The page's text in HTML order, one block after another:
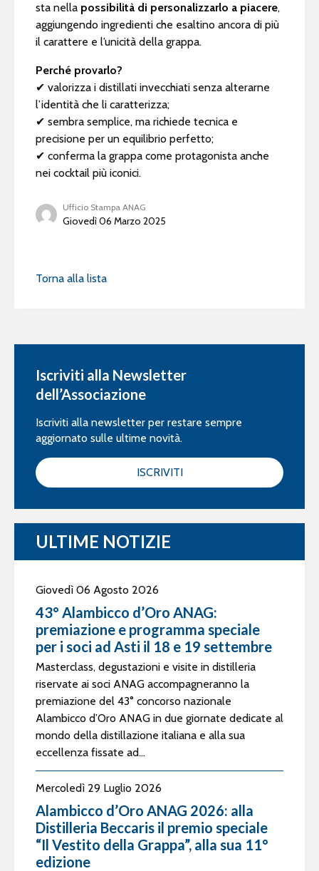
sta nella possibilità di personalizzarlo a piacere,
aggiungendo ingredienti che esaltino ancora di più
il carattere e l’unicità della grappa.
Perché provarlo?
✔ valorizza i distillati invecchiati senza alterarne
l’identità che li caratterizza;
✔ sembra semplice, ma richiede tecnica e
precisione per un equilibrio perfetto;
✔ conferma la grappa come protagonista anche
nei cocktail più iconici.
Ufficio Stampa ANAG
Giovedì 06 Marzo 2025
Torna alla lista
Iscriviti alla Newsletter
dell’Associazione
Iscriviti alla newsletter per restare sempre
aggiornato sulle ultime novità.
ISCRIVITI
ULTIME NOTIZIE
Giovedì 06 Agosto 2026
43° Alambicco d’Oro ANAG:
premiazione e programma speciale
per i soci ad Asti il 18 e 19 settembre
Masterclass, degustazioni e visite in distilleria
riservate ai soci ANAG accompagneranno la
premiazione del 43° concorso nazionale
Alambicco d’Oro ANAG in due giornate dedicate al
mondo della distillazione italiana e alla sua
eccellenza fissate ad...
Mercoledì 29 Luglio 2026
Alambicco d’Oro ANAG 2026: alla
Distilleria Beccaris il premio speciale
“Il Vestito della Grappa”, alla sua 11°
edizione